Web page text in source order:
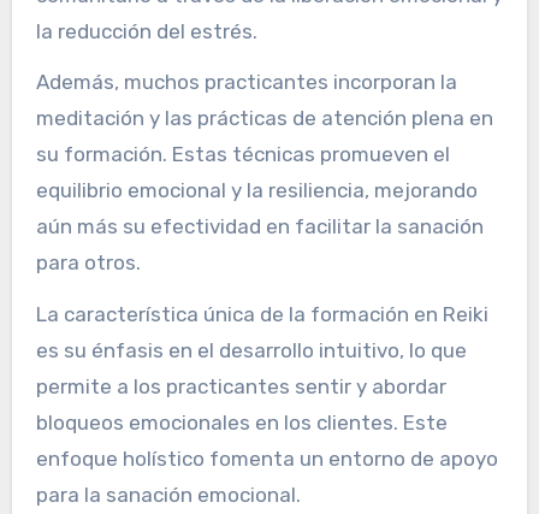
la reducción del estrés.
Además, muchos practicantes incorporan la
meditación y las prácticas de atención plena en
su formación. Estas técnicas promueven el
equilibrio emocional y la resiliencia, mejorando
aún más su efectividad en facilitar la sanación
para otros.
La característica única de la formación en Reiki
es su énfasis en el desarrollo intuitivo, lo que
permite a los practicantes sentir y abordar
bloqueos emocionales en los clientes. Este
enfoque holístico fomenta un entorno de apoyo
para la sanación emocional.